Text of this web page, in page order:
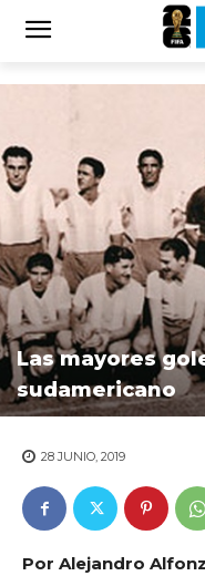
Las mayores
sudamericano
28 JUNIO, 2019
Por Alejandro